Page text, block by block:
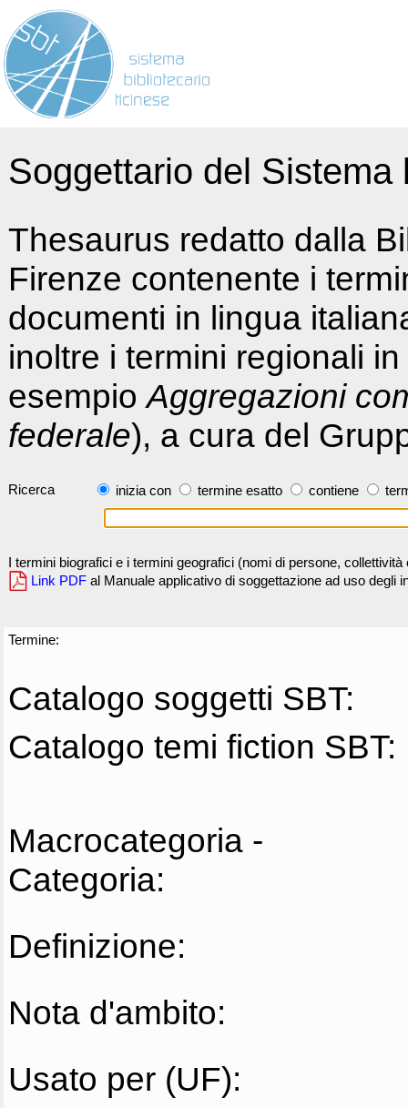
Soggettario del
Thesaurus redatto dalla
Firenze contenente i
documenti in lingua
inoltre i termini regionali
esempioAggregazioni
federale), a cura del
Ricerca inizia con termine esatto contiene
I termini biografici e i termini geografici (nomi di persone,
Link PDF al Manuale applicativo di soggettazione ad uso degli
Termine:
Catalogo soggetti SBT:
Catalogo temi fiction SBT:
Macrocategoria -
Categoria:
Definizione:
Nota d'ambito:
Usato per (UF):